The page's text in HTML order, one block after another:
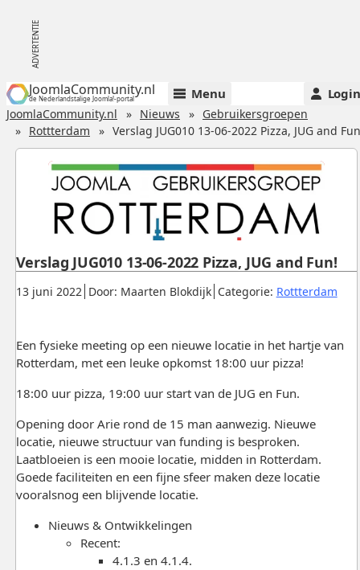
JoomlaCommunity.nl
de Nederlandstalige Joomla!-portal Menu Login
JoomlaCommunity.nl Nieuws
Gebruikersgroepen
Rottterdam
Verslag JUG010 13-06-2022 Pizza, JUG and
Gepubliceerd:
13 juni 2022. Door: Maarten Blokdijk. Categorie: Rottterdam.
Verslag JUG010 13-06-2022 Pizza, JUG and Fun!
Een fysieke meeting op een nieuwe locatie in het hartje van
Rotterdam, met een leuke opkomst 18:00 uur pizza!
18:00 uur pizza, 19:00 uur start van de JUG en Fun.
Opening door Arie rond de 15 man aanwezig. Nieuwe
locatie, nieuwe structuur van funding is besproken.
Laatbloeien is een mooie locatie, midden in Rotterdam.
Goede faciliteiten en een fijne sfeer maken deze locatie
vooralsnog een blijvende locatie.
Nieuws & Ontwikkelingen
Recent:
4.1.3 en 4.1.4.